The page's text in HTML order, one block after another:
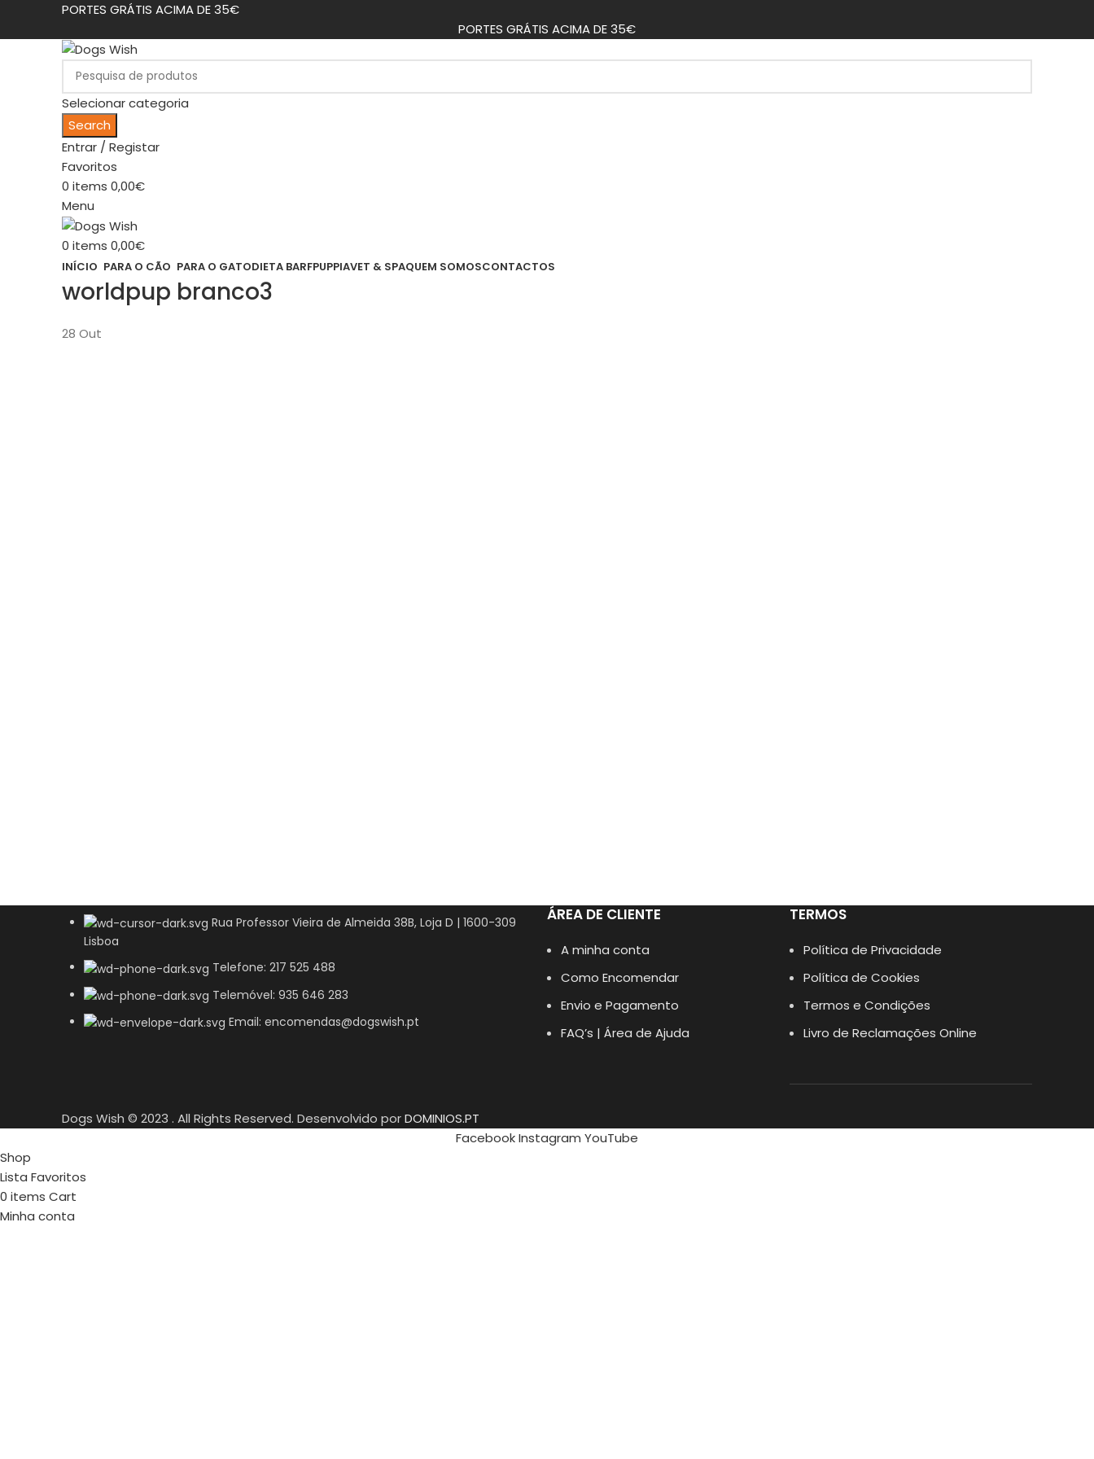
PORTES GRÁTIS ACIMA DE 35€
PORTES GRÁTIS ACIMA DE 35€
Selecionar categoria
Search
Entrar / Registar
Favoritos
0 items 0,00€
Menu
0 items 0,00€
INÍCIO PARA O CÃO PARA O GATODIETA BARFPUPPIAVET & SPAQUEM SOMOSCONTACTOS
worldpup branco3
28 Out
Rua Professor Vieira de Almeida 38B, Loja D | 1600-309
Lisboa
Telefone: 217 525 488
Telemóvel: 935 646 283
Email: encomendas@dogswish.pt
ÁREA DE CLIENTE
A minha conta
Como Encomendar
Envio e Pagamento
FAQ’s | Área de Ajuda
TERMOS
Política de Privacidade
Política de Cookies
Termos e Condições
Livro de Reclamações Online
Dogs Wish © 2023 . All Rights Reserved. Desenvolvido porDOMINIOS.PT
FacebookInstagram YouTube
Shop
Lista Favoritos
0 items Cart
Minha conta